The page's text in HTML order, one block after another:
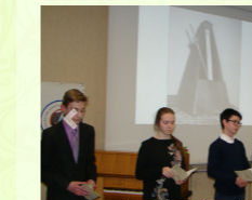
Previous